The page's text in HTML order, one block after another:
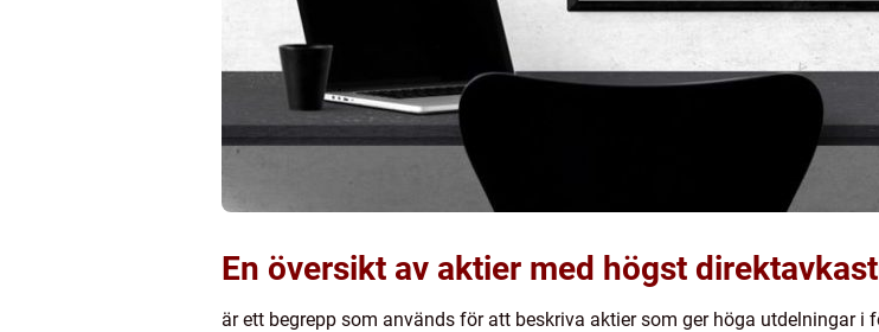
En översikt av aktier med högst
är ett begrepp som används för att beskriva aktier som ger höga utdelningar